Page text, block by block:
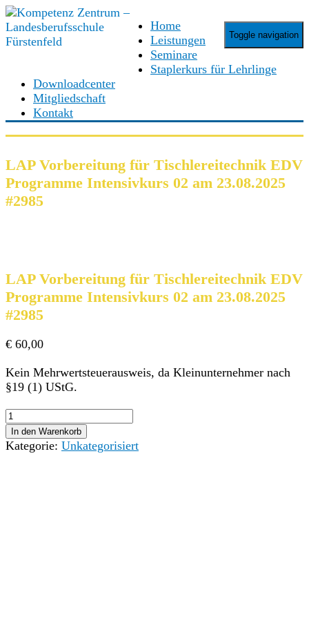
Toggle navigation
Home
Leistungen
Seminare
Staplerkurs für Lehrlinge
Downloadcenter
Mitgliedschaft
Kontakt
LAP Vorbereitung für Tischlereitechnik EDV
Programme Intensivkurs 02 am 23.08.2025
#2985
LAP Vorbereitung für Tischlereitechnik EDV
Programme Intensivkurs 02 am 23.08.2025
#2985
€ 60,00
Kein Mehrwertsteuerausweis, da Kleinunternehmer nach
§19 (1) UStG.
LAP
Vorbereitung
für
In den Warenkorb
Kategorie: Unkategorisiert